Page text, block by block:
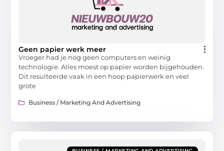
Geen papier werk meer
Vroeger had je nog geen computers en weinig
technologie. Alles moest op papier worden bijgehouden.
Dit resulteerde vaak in een hoop papierwerk en veel
grote
Business / Marketing And Advertising